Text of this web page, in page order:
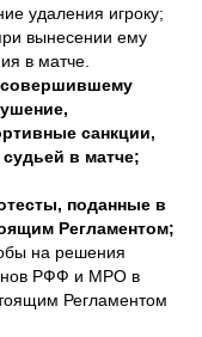
удаления игроку;
вынесении ему
в матче.
совершившему
санкции,
в матче;
поданные в
Регламентом;
на решения
РФФ и МРО в
Регламентом